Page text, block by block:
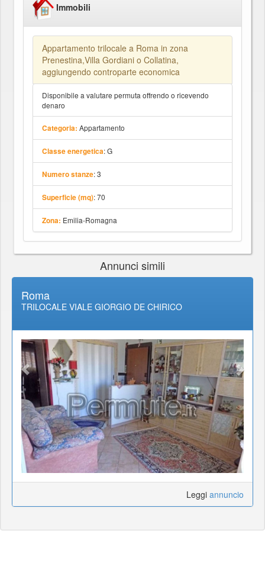
Immobili
Appartamento trilocale a Roma in zona
Prenestina,Villa Gordiani o Collatina,
aggiungendo controparte economica
Disponibile a valutare permuta offrendo o ricevendo
denaro
Categoria: Appartamento
Classe energetica: G
Numero stanze: 3
Superficie (mq): 70
Zona: Emilia-Romagna
Annunci simili
Roma
TRILOCALE VIALE GIORGIO DE CHIRICO
Leggi annuncio